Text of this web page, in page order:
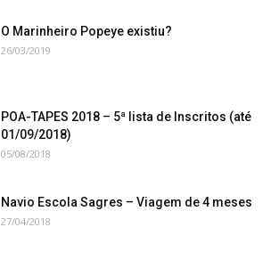
O Marinheiro Popeye existiu?
26/03/2019
POA-TAPES 2018 – 5ª lista de Inscritos (até
01/09/2018)
05/08/2018
Navio Escola Sagres – Viagem de 4 meses
27/04/2018